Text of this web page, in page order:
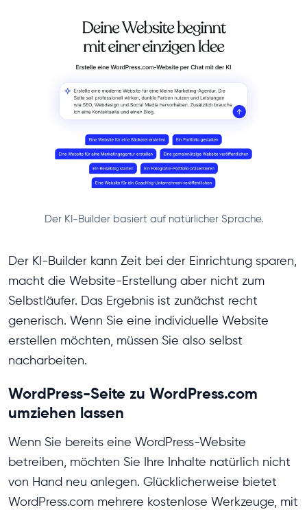
Der KI-Builder basiert auf natürlicher Sprache.
Der KI-Builder kann Zeit bei der Einrichtung sparen,
macht die Website-Erstellung aber nicht zum
Selbstläufer. Das Ergebnis ist zunächst recht
generisch. Wenn Sie eine individuelle Website
erstellen möchten, müssen Sie also selbst
nacharbeiten.
WordPress-Seite zu WordPress.com
umziehen lassen
Wenn Sie bereits eine WordPress-Website
betreiben, möchten Sie Ihre Inhalte natürlich nicht
von Hand neu anlegen. Glücklicherweise bietet
WordPress.com mehrere kostenlose Werkzeuge, mit